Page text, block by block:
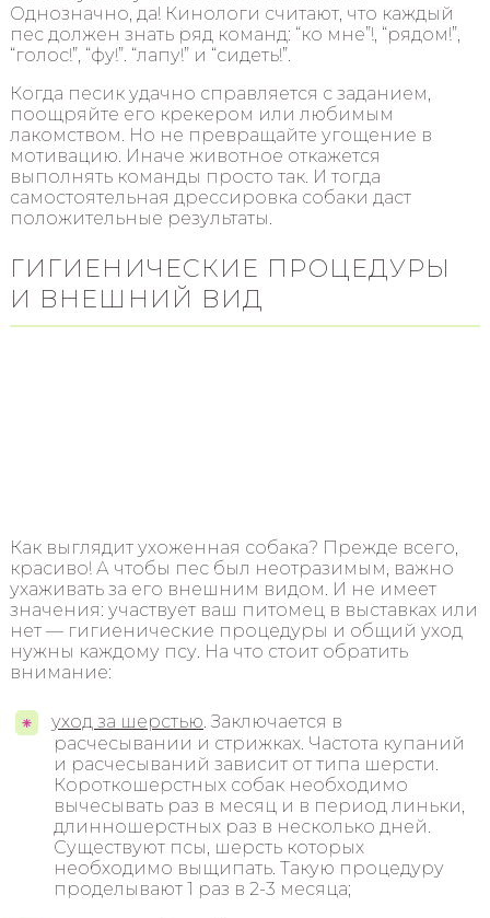
Однозначно, да! Кинологи считают, что каждый
пес должен знать ряд команд: “ко мне”!, “рядом!”,
“голос!”, “фу!”. “лапу!” и “сидеть!”.
Когда песик удачно справляется с заданием,
поощряйте его крекером или любимым
лакомством. Но не превращайте угощение в
мотивацию. Иначе животное откажется
выполнять команды просто так. И тогда
самостоятельная дрессировка собаки даст
положительные результаты.
ГИГИЕНИЧЕСКИЕ ПРОЦЕДУРЫ
И ВНЕШНИЙ ВИД
Как выглядит ухоженная собака? Прежде всего,
красиво! А чтобы пес был неотразимым, важно
ухаживать за его внешним видом. И не имеет
значения: участвует ваш питомец в выставках или
нет — гигиенические процедуры и общий уход
нужны каждому псу. На что стоит обратить
внимание:
уход за шерстью. Заключается в
расчесывании и стрижках. Частота купаний
и расчесываний зависит от типа шерсти.
Короткошерстных собак необходимо
вычесывать раз в месяц и в период линьки,
длинношерстных раз в несколько дней.
Существуют псы, шерсть которых
необходимо выщипать. Такую процедуру
проделывают 1 раз в 2-3 месяца;